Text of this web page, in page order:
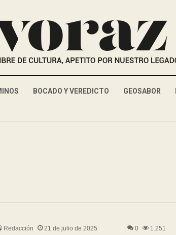
BOCADO Y VEREDICTO GEOSABOR
Redacción 21 de julio de 2025 0 1.251